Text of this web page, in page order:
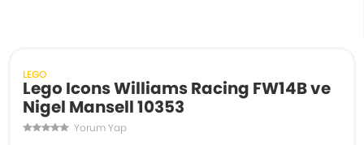
LEGO
Lego Icons Williams Racing FW14B ve
Nigel Mansell 10353
Yorum Yap